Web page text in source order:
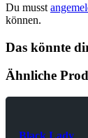
Du musst
können.
Das könnte
Ähnliche